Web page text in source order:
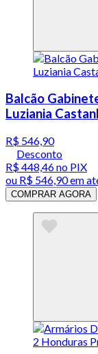
Balcão
Luziania
R$ 546,90
Desconto
R$ 448,46no PIX
ou R$ 546,90em
COMPRAR AGORA